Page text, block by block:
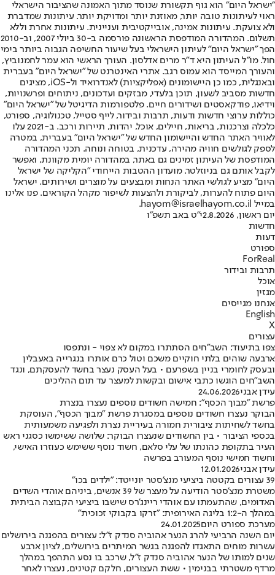
"ישראל היום" הוא גוף תקשורת שנוסד מתוך האמונה שהציבור הישראלי
ראוי לעיתונות טובה יותר, מאוזנת יותר ומדויקת יותר. עיתונות שמדברת
ולא צועקת. עיתונות אמינה, אובייקטיבית ועניינית. עיתונות אחרת וללא
תשלום. המהדורה המודפסת הראשונה פורסמה ב-30 ביולי 2007, וב-2010
הפך "ישראל היום" לעיתון הישראלי בעל שיעור החשיפה הגבוה ביותר בימי
חול. מו"ל העיתון היא ד"ר מרים אדלסון. העורך הראשי הוא עמר לחמנוביץ,
והעורך המייסד הוא עמוס רגב. אתרי האינטרנט של "ישראל היום" בעברית
ובאנגלית, כמו כן היישומונים (אפליקציות) לאנדרואיד ול-iOS, מציגים
חדשות מסביב לשעון, תוכן בלעדי, מבזקים ועדכונים, ניתוחים ופרשנויות,
וידיאו, פודקאסטים ושידורים חיים. פלטפורמות הדיגיטל של "ישראל היום"
כוללות ערוצי חדשות ודעות, תרבות ובידור, לייף סטייל, טכנולוגיה, ספורט,
כלכלה וצרכנות, בריאות, חיילים, אוכל, יהדות, תיירות ורכב. ב-2021 עלו
לאוויר האתר החדש והיישומון החדש של "ישראל היום" בעברית, במטרה
לספק לגולשים חוויה מהירה, עדכנית, בטוחה ונוחה. תכני המהדורה
המודפסת של העיתון זמינים גם באתר, במהדורה יומית מקוונת, ואפשר
לקבל אותם גם בניוזלטר. מועדון ההטבות הייחודי "הקליקה של ישראל
היום" מציע לגולשי האתר הנחות ומבצעים על מוצרים ושירותים. ישראל
היום פתוח להערות, לביקורת ולהצעות לשיפור מקהל הקוראים. פנו אלינו
במייל hayom@israelhayom.co.il.
יום ראשון, 2.8.2026
י"ט באב תשפ"ו
חדשות
דעות
ספורט
ForReal
תרבות ובידור
אוכל
מגזין
אנחנו מגייסים
English
X
עצורים
צפו בתיעוד: השב"חים הסתתרו במקום לא צפוי - ונתפסו
ארבעה שוהים בלתי חוקיים משכם וטול כרם אותרו בנגרייה באעבלין
ובעסק לחומרי בניין בשפרעם • בעל העסק נעצר בחשד להעסקתם, ונגד
השב"חים הוגשו כתבי אישום ובקשות למעצר עד תום ההליכים
עידן אבני24.06.2026
פרשת "מבוך הכסף": חמישה חשודים נוספים נעצרו בנצרת
הבוקר נעצרו חשודים נוספים במסגרת פרשת "מבוך הכסף", העוסקת
בחשד לשחיתות ציבורית חמורה בעיריית נצרת ולפגיעה משמעותית
בכספי הציבור • בין החשודים שנעצרו הבוקר: שלושה ששימשו כסגני ראש
העיר בתקופת כהונתו של עלי סלאם, חשוד נוסף ששימש כעוזרו האישי,
וחשוד חמישי נוסף המעורב בפרשה
עידן אבני12.01.2026
39 עצורים בקטטה ביציעי מנצ'סטר יונייטד: "ילדים בכו"
משטרת מנצ'סטר הודיעה על מעצר של 39 אנשים, ביניהם אוהדי השדים
האדומים, שהתעמתו עם אוהדי ריינג'רס שישבו ביציעי הקבוצה הביתית
במהלך ה-1:2 בליגה האירופית: "זרקו בקבוקי זכוכית"
מערכת ספורט היום24.01.2025
יום השנה הרביעי להרג הנער אהוביה סנדק ז"ל: עצורים בהפגנה בירושלים
עשרות מוחים התאגדו להפגנה בגשר המיתרים בירושלים, לציון ארבע
שנים למותו של הנער אהוביה סנדק ז"ל, שרכב בו נסע התהפך במהלך
מרדף משטרתי בבנימין • ששת העצורים, חלקם קטינים, נעצרו לאחר